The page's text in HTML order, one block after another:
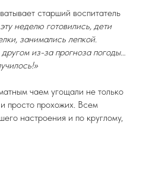
старший воспитатель
неделю готовились, дети
занимались лепкой.
из-за прогноза погоды…
чаем угощали не только
просто прохожих. Всем
настроения и по круглому,